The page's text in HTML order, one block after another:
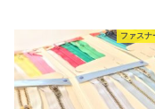
ファスナ